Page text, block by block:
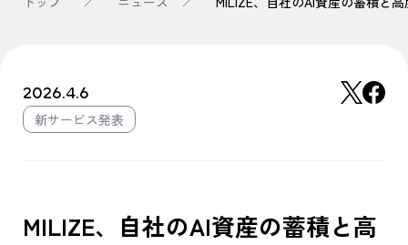
2026.4.6
新サービス発表
MILIZE、自社のAI資産の蓄積と高